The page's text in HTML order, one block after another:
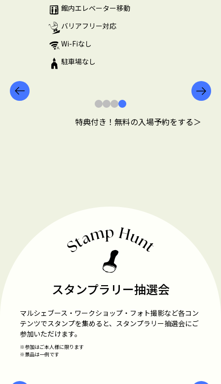
館内エレベーター移動
バリアフリー対応
Wi-Fiなし
駐車場なし
特典付き！無料の入場予約をする＞
スタンプラリー抽選会
マルシェブース・ワークショップ・フォト撮影など各コン
テンツでスタンプを集めると、スタンプラリー抽選会にご
参加いただけます。
※参加はご本人様に限ります
※景品は一例です